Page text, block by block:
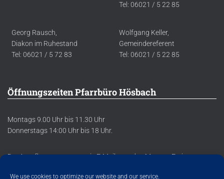
We use cookies to optimize our website and our service.
Tel: 06021 / 5 22 85
Georg Rausch,
Diakon im Ruhestand
Tel: 06021 / 5 72 83
Wolfgang Keller,
Gemeindereferent
Tel: 06021 / 5 22 85
Öffnungszeiten Pfarrbüro Hösbach
Montags 9.00 Uhr bis 11.30 Uhr
Donnerstags 14:00 Uhr bis 18 Uhr.
Der Anrufbeantworter sowie E-Mails werden Montag-Freitag